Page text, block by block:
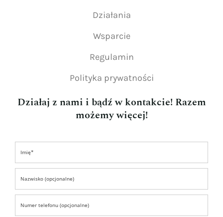
Działania
Wsparcie
Regulamin
Polityka prywatności
Działaj z nami i bądź w kontakcie! Razem
możemy więcej!